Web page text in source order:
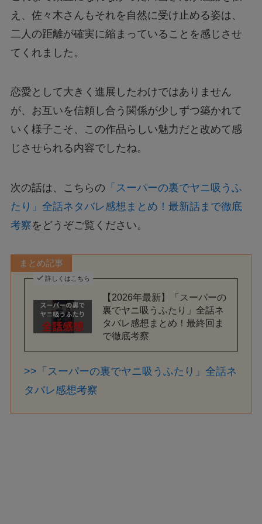
え、佐々木さんもそれを自然に受け止める姿は、
二人の距離が確実に縮まっていることを感じさせ
てくれました。
恋愛として大きく進展したわけではありません
が、お互いを信頼し合う関係が少しずつ築かれて
いく様子こそ、この作品らしい魅力だと改めて感
じさせられる内容でしたね。
次の話は、こちらの 「スーパーの裏でヤニ吸うふ
たり」全話ネタバレ感想まとめ！最新話まで徹底
考察をどうぞご覧ください。
まとめ記事
詳しくはこちら
【2026年最新】「スーパーの
裏でヤニ吸うふたり」全話ネ
タバレ感想まとめ！最終回ま
で徹底考察
>>「スーパーの裏でヤニ吸うふたり」全話ネ
タバレ感想考察